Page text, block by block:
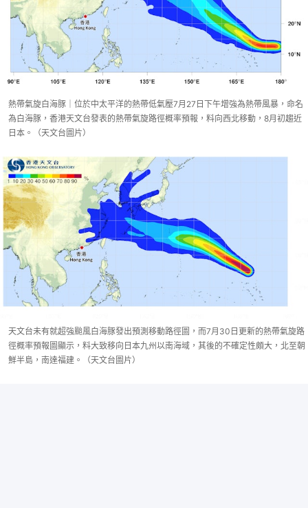
熱帶氣旋白海豚｜位於中太平洋的熱帶低氣壓7月27日下午增強為熱帶風暴，命名
為白海豚，香港天文台發表的熱帶氣旋路徑概率預報，料向西北移動，8月初趨近
日本。（天文台圖片）
天文台未有就超強颱風白海豚發出預測移動路徑圖，而7月30日更新的熱帶氣旋路
徑概率預報圖顯示，料大致移向日本九州以南海域，其後的不確定性頗大，北至朝
鮮半島，南達福建。（天文台圖片）